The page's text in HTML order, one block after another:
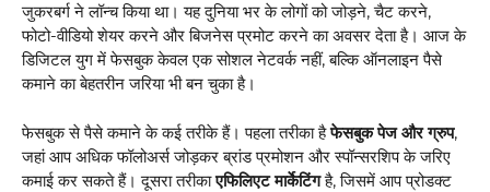
जुकरबर्ग ने लॉन्च किया था। यह दुनिया भर के लोगों को जोड़ने, चैट करने,
फोटो-वीडियो शेयर करने और बिजनेस प्रमोट करने का अवसर देता है। आज के
डिजिटल युग में फेसबुक केवल एक सोशल नेटवर्क नहीं, बल्कि ऑनलाइन पैसे
कमाने का बेहतरीन जरिया भी बन चुका है।
फेसबुक से पैसे कमाने के कई तरीके हैं। पहला तरीका हैफेसबुक पेज और ग्रुप,
जहां आप अधिक फॉलोअर्स जोड़कर ब्रांड प्रमोशन और स्पॉन्सरशिप के जरिए
कमाई कर सकते हैं। दूसरा तरीकाएफिलिएट मार्केटिंगहै, जिसमें आप प्रोडक्ट